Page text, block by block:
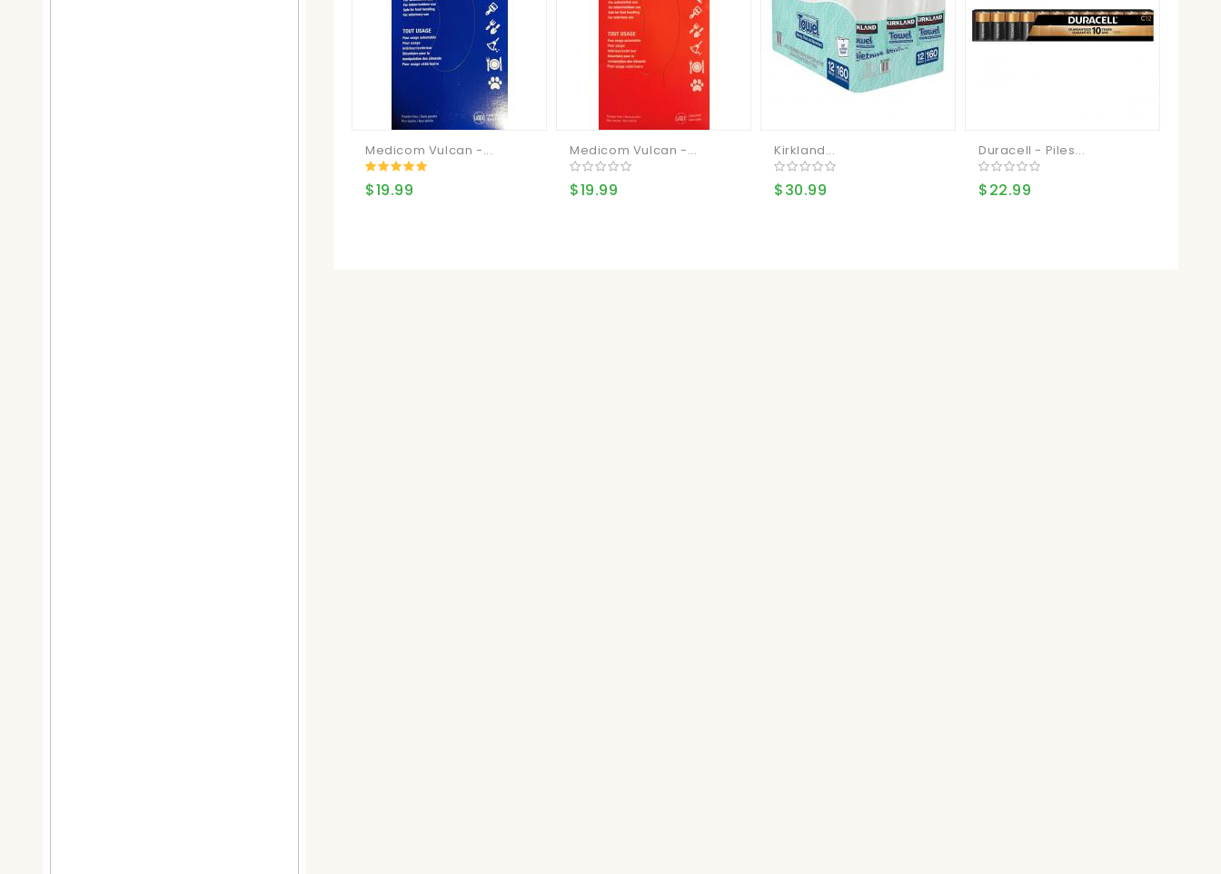
Medicom Vulcan -...
$19.99
Medicom Vulcan -...
$19.99
Kirkland...
$30.99
Duracell - Piles...
$22.99